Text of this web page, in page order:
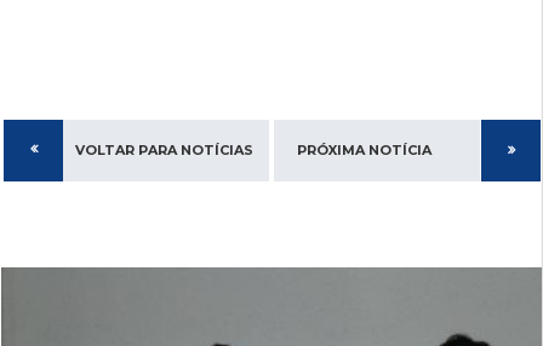
VOLTAR PARA NOTÍCIAS PRÓXIMA NOTÍCIA